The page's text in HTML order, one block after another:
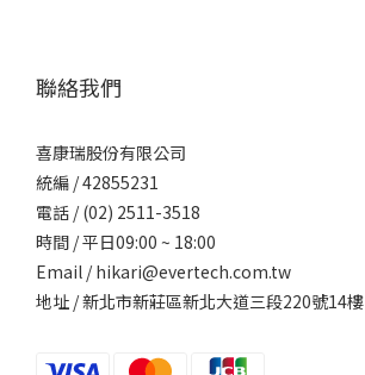
聯絡我們
喜康瑞股份有限公司
統編 / 42855231
電話 / (02) 2511-3518
時間 / 平日09:00 ~ 18:00
Email / hikari@evertech.com.tw
地址 / 新北市新莊區新北大道三段220號14樓